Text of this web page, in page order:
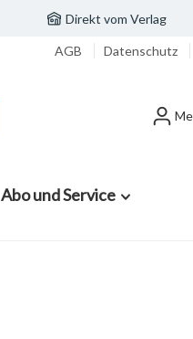
Direkt vom Verlag
AGB Datenschutz
Abo und Service